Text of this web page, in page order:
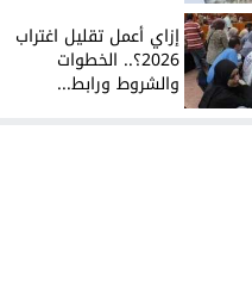
إزاي أعمل تقليل اغتراب
2026؟.. الخطوات
والشروط ورابط...